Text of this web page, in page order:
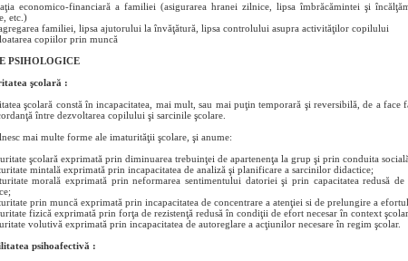
economico-financiară a familiei (asigurarea hranei zilnice, lipsa îmbrăcămintei şi
etc.)
familiei, lipsa ajutorului la învăţătură, lipsa controlului asupra activităţilor copilului
copiilor prin muncă
PSIHOLOGICE
şcolară :
şcolară constă în incapacitatea, mai mult, sau mai puţin temporară şi reversibilă, de a face
între dezvoltarea copilului şi sarcinile şcolare.
mai multe forme ale imaturităţii şcolare, şi anume:
şcolară exprimată prin diminuarea trebuinţei de apartenenţa la grup şi prin conduita
mintală exprimată prin incapacitatea de analiză şi planificare a sarcinilor didactice;
morală exprimată prin neformarea sentimentului datoriei şi prin capacitatea redusă
prin muncă exprimată prin incapacitatea de concentrare a atenţiei si de prelungire a
fizică exprimată prin forţa de rezistenţă redusă în condiţii de efort necesar în context
volutivă exprimată prin incapacitatea de autoreglare a acţiunilor necesare în regim şcolar.
psihoafectivă :